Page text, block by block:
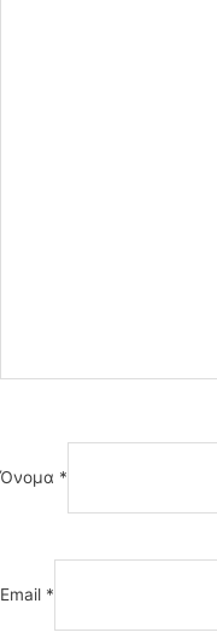
Όνομα *
Email *